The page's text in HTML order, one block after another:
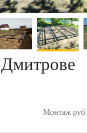
Монтаж руб.